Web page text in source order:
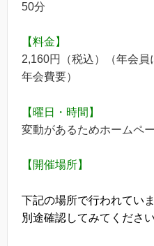
50分
【料金】
2,160円（税込）（年会
年会費要）
【曜日・時間】
変動があるためホームペ
【開催場所】
下記の場所で行われてい
別途確認してみてください